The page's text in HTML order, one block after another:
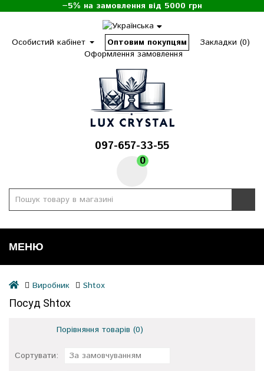
−5% на замовлення від 5000 грн
Особистий кабінет Оптовим покупцям
Закладки (0)
Оформлення замовлення
097-657-33-55
0
МЕНЮ
Виробник Shtox
Посуд Shtox
Порівняння товарів (0)
Сортувати: За замовчуванням